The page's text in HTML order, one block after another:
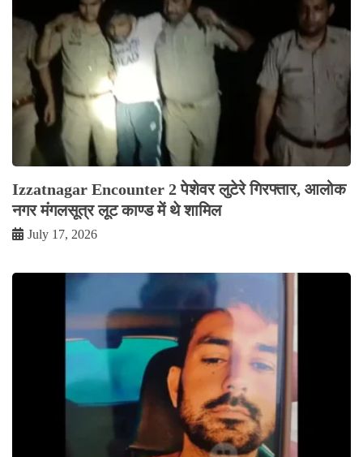
Izzatnagar Encounter 2 पेशेवर लुटेरे गिरफ्तार, आलोक
नगर मंगलसूत्र लूट काण्‍ड में थे शामिल
July 17, 2026